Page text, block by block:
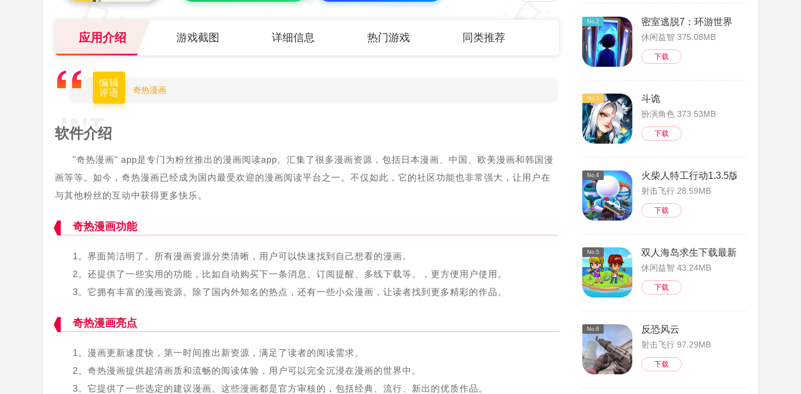
应用介绍 游戏截图 详细信息 热门游戏 同类推荐
编辑
评语
奇热漫画
软件介绍
"奇热漫画" app是专门为粉丝推出的漫画阅读app。汇集了很多漫画资源，包括日本漫画、中国、欧美漫画和韩国漫
画等等。如今，奇热漫画已经成为国内最受欢迎的漫画阅读平台之一。不仅如此，它的社区功能也非常强大，让用户在
与其他粉丝的互动中获得更多快乐。
奇热漫画功能
1。界面简洁明了。所有漫画资源分类清晰，用户可以快速找到自己想看的漫画。
2。还提供了一些实用的功能，比如自动购买下一条消息、订阅提醒、多线下载等。，更方便用户使用。
3。它拥有丰富的漫画资源。除了国内外知名的热点，还有一些小众漫画，让读者找到更多精彩的作品。
奇热漫画亮点
1。漫画更新速度快，第一时间推出新资源，满足了读者的阅读需求。
2、奇热漫画提供超清画质和流畅的阅读体验，用户可以完全沉浸在漫画的世界中。
3。它提供了一些选定的建议漫画。这些漫画都是官方审核的，包括经典、流行、新出的优质作品。
No.2 密室逃脱7：环游世界
休闲益智 375.08MB
下载
No.3 斗诡
扮演角色 373.53MB
下载
No.4 火柴人特工行动1.3.5版
射击飞行 28.59MB
下载
No.5 双人海岛求生下载最新版
休闲益智 43.24MB
下载
No.6 反恐风云
射击飞行 97.29MB
下载